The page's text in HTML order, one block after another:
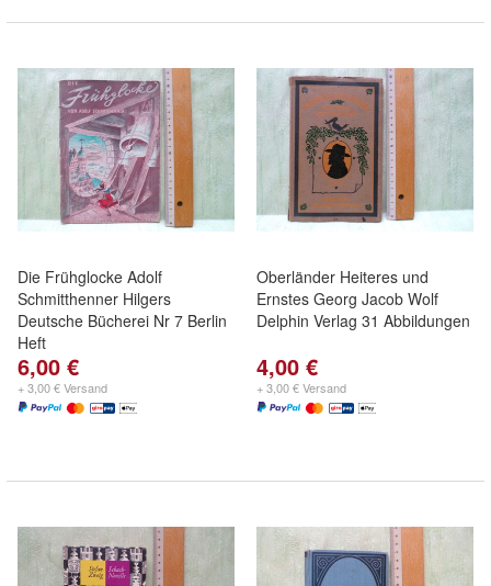
Die Frühglocke Adolf
Schmitthenner Hilgers
Deutsche Bücherei Nr 7 Berlin
Heft
6,00 €
+ 3,00 € Versand
Oberländer Heiteres und
Ernstes Georg Jacob Wolf
Delphin Verlag 31 Abbildungen
4,00 €
+ 3,00 € Versand